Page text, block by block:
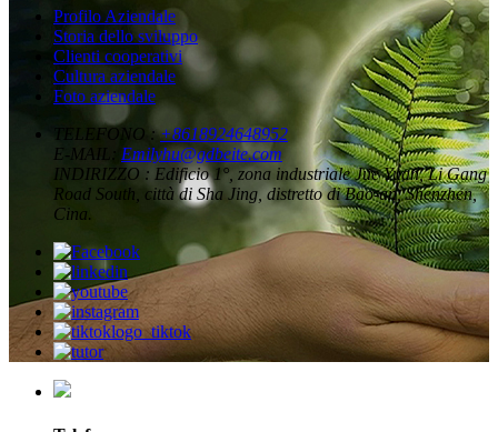
Profilo Aziendale
Storia dello sviluppo
Clienti cooperativi
Cultura aziendale
Foto aziendale
TELEFONO : +8618924648952
E-MAIL:
Emilyhu@gdbeite.com
INDIRIZZO : Edificio 1°, zona industriale Jue Yuan, Li Gang
Road South, città di Sha Jing, distretto di Bao-an, Shenzhen,
Cina.